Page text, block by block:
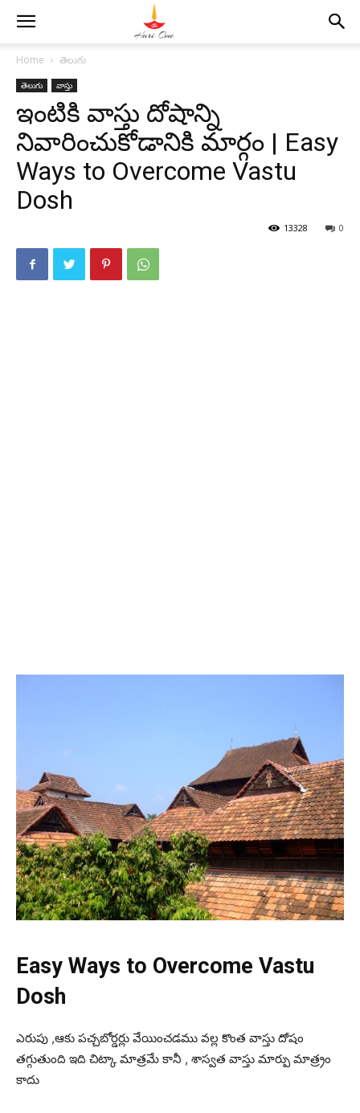
Home తెలుగు
తెలుగు వాస్తు
ఇంటికి వాస్తు దోషాన్ని
నివారించుకోడానికి మార్గం | Easy
Ways to Overcome Vastu
Dosh
0
13328
Easy Ways to Overcome Vastu
Dosh
ఎరుపు ,ఆకు పచ్చబోర్డర్లు వేయించడము వల్ల కొంత వాస్తు దోషం
తగ్గుతుంది ఇది చిట్కా మాత్రమే కానీ , శాస్వత వాస్తు మార్పు మాత్ర్రం
కాదు